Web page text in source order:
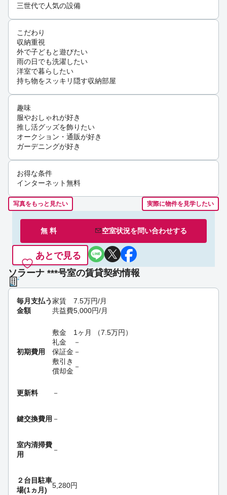
三世代で人気の設備
こだわり
収納重視
外で子どもと遊びたい
雨の日でも洗濯したい
洋室で暮らしたい
持ち物をスッキリ隠す収納部屋
趣味
服やおしゃれが好き
推し活グッズを飾りたい
オークション・通販が好き
ガーデニングが好き
お得な条件
インターネット無料
写真をもっと見たい 実際に物件を見学したい
無 料 空室状況を問い合わせする
あとで見る
ソラーナ ***号室の賃貸契約情報
毎月支払う
金額
家賃 7.5万円/月
共益費5,000円/月
初期費用
敷金 1ヶ月 （7.5万円 ）
礼金
－
保証金 －
敷引き
償却金
－
更新料 －
鍵交換費用 －
室内清掃費
用
－
２台目駐車
場(1ヵ月)
5,280円